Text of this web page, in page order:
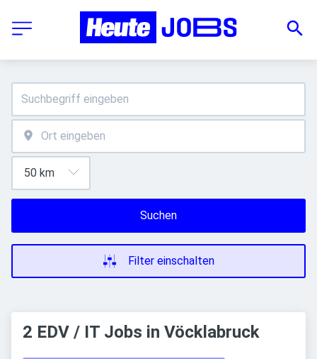
Suchen
Filter einschalten
2 EDV / IT Jobs in Vöcklabruck